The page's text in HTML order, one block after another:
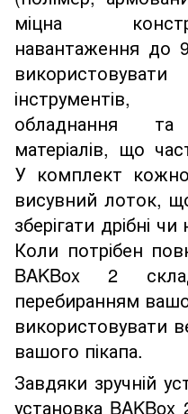
міцна
навантаження до
інструментів,
обладнання
матеріалів, що
У комплект
висувний лоток,
зберігати дрібні
Коли потрібен
BAKBox 2
перебиранням
використовувати
вашого пікапа.
Завдяки зручній
установка